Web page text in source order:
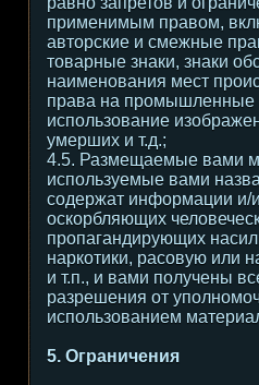
применимым правом,
авторские и смежные
товарные знаки, знаки
наименования мест
права на промышленные
использование
умерших и т.д.;
4.5. Размещаемые вами
используемые вами
содержат информации и/
оскорбляющих
пропагандирующих
наркотики, расовую или
и т.п., и вами получены
разрешения от
использованием
5. Ограничения